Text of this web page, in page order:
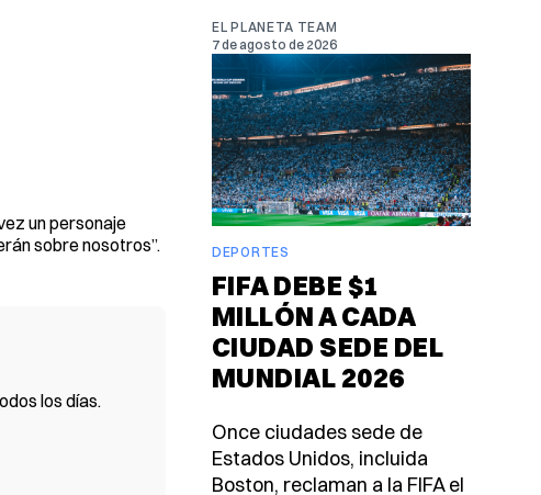
un personaje
sobre nosotros”.
los días.
EL PLANETA TEAM
7 de agosto de 2026
DEPORTES
FIFA DEBE $1
MILLÓN A CADA
CIUDAD SEDE DEL
MUNDIAL 2026
Once ciudades sede de
Estados Unidos, incluida
Boston, reclaman a la FIFA el